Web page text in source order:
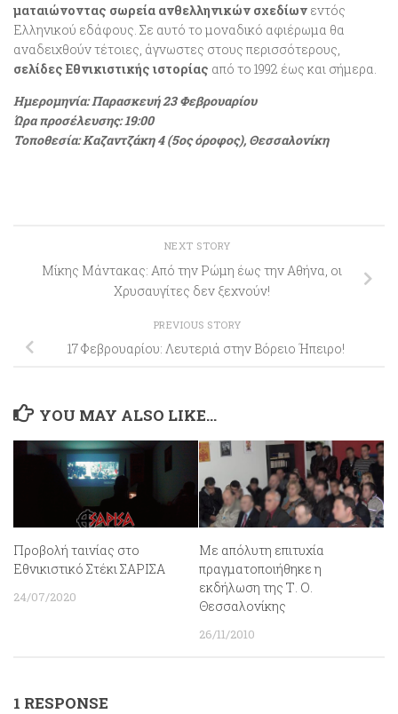
ματαιώνοντας σωρεία ανθελληνικών σχεδίων εντός
Ελληνικού εδάφους. Σε αυτό το μοναδικό αφιέρωμα θα
αναδειχθούν τέτοιες, άγνωστες στους περισσότερους,
σελίδες Εθνικιστικής ιστορίας από το 1992 έως και σήμερα.
Ημερομηνία: Παρασκευή 23 Φεβρουαρίου
Ώρα προσέλευσης: 19:00
Τοποθεσία: Καζαντζάκη 4 (5ος όροφος), Θεσσαλονίκη
NEXT STORY
Μίκης Μάντακας: Από την Ρώμη έως την Αθήνα, οι
Χρυσαυγίτες δεν ξεχνούν!
PREVIOUS STORY
17 Φεβρουαρίου: Λευτεριά στην Βόρειο Ήπειρο!
YOU MAY ALSO LIKE...
Προβολή ταινίας στο
Εθνικιστικό Στέκι ΣΑΡΙΣΑ
24/07/2020
Με απόλυτη επιτυχία
πραγματοποιήθηκε η
εκδήλωση της Τ. Ο.
Θεσσαλονίκης
26/11/2010
1 RESPONSE